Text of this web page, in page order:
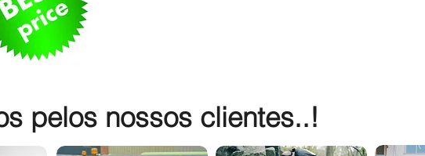
pelos nossos clientes..!